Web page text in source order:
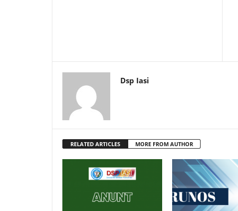
Dsp Iasi
RELATED ARTICLES MORE FROM AUTHOR